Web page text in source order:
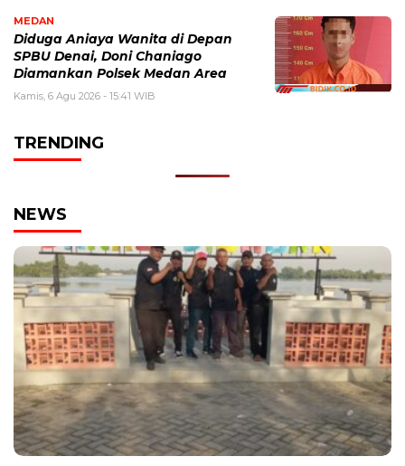
MEDAN
Diduga Aniaya Wanita di Depan
SPBU Denai, Doni Chaniago
Diamankan Polsek Medan Area
Kamis, 6 Agu 2026 - 15:41 WIB
TRENDING
NEWS